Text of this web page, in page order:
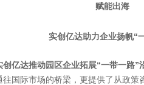
赋能出海
实创亿达助力企业扬帆“
亿达推动园区企业拓展“一带一路”
国际市场的桥梁，更提供了从政策